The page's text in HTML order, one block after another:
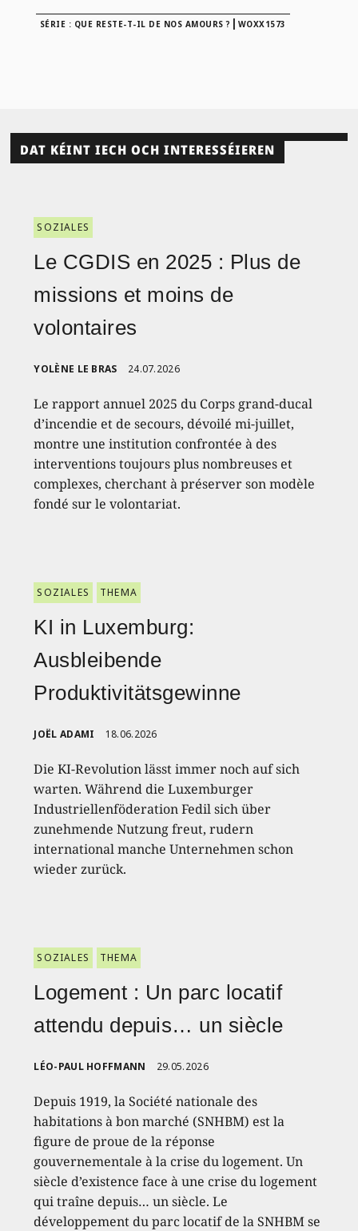
SÉRIE : QUE RESTE-T-IL DE NOS AMOURS ? | WOXX1573
DAT KÉINT IECH OCH INTERESSÉIEREN
SOZIALES
Le CGDIS en 2025 : Plus de
missions et moins de
volontaires
YOLÈNE LE BRAS 24.07.2026
Le rapport annuel 2025 du Corps grand-ducal
d’incendie et de secours, dévoilé mi-juillet,
montre une institution confrontée à des
interventions toujours plus nombreuses et
complexes, cherchant à préserver son modèle
fondé sur le volontariat.
SOZIALES THEMA
KI in Luxemburg:
Ausbleibende
Produktivitätsgewinne
JOËL ADAMI 18.06.2026
Die KI-Revolution lässt immer noch auf sich
warten. Während die Luxemburger
Industriellenföderation Fedil sich über
zunehmende Nutzung freut, rudern
international manche Unternehmen schon
wieder zurück.
SOZIALES THEMA
Logement : Un parc locatif
attendu depuis… un siècle
LÉO-PAUL HOFFMANN 29.05.2026
Depuis 1919, la Société nationale des
habitations à bon marché (SNHBM) est la
figure de proue de la réponse
gouvernementale à la crise du logement. Un
siècle d’existence face à une crise du logement
qui traîne depuis… un siècle. Le
développement du parc locatif de la SNHBM se